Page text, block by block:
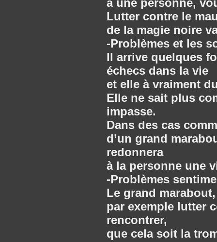
à une personne,
Lutter contre le
de la magie noire
-Problèmes et les
Il arrive quelques
échecs dans la vie
et elle à vraiment
Elle ne sait plus
impasse.
Dans des cas
d’un grand
redonnera
à la personne une
-Problèmes
Le grand
par exemple lutter
rencontrer,
que cela soit la